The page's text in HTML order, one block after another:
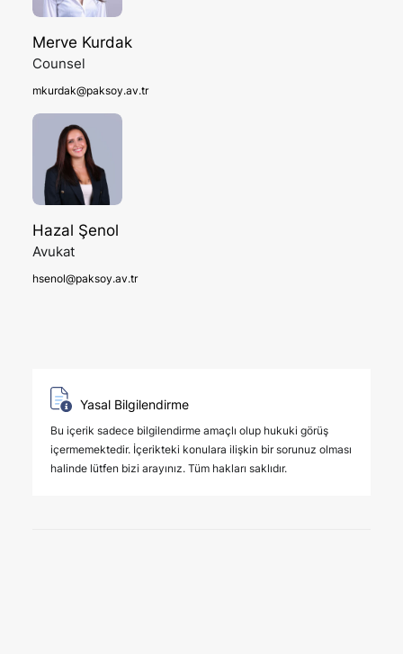
Merve Kurdak
Counsel
mkurdak@paksoy.av.tr
Hazal Şenol
Avukat
hsenol@paksoy.av.tr
Yasal Bilgilendirme
Bu içerik sadece bilgilendirme amaçlı olup hukuki görüş
içermemektedir. İçerikteki konulara ilişkin bir sorunuz olması
halinde lütfen bizi arayınız. Tüm hakları saklıdır.